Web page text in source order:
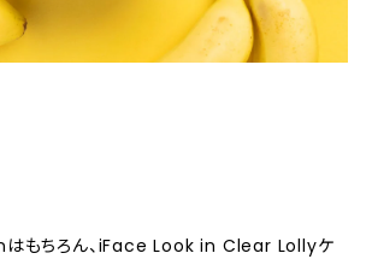
もちろん、iFace Look in Clear Lollyケ